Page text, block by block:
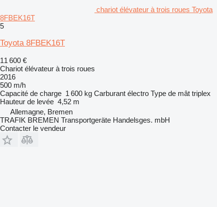
chariot élévateur à trois roues Toyota
8FBEK16T
5
Toyota 8FBEK16T
11 600 €
Chariot élévateur à trois roues
2016
500 m/h
Capacité de charge 1 600 kg Carburant électro Type de mât triplex
Hauteur de levée 4,52 m
Allemagne, Bremen
TRAFIK BREMEN Transportgeräte Handelsges. mbH
Contacter le vendeur